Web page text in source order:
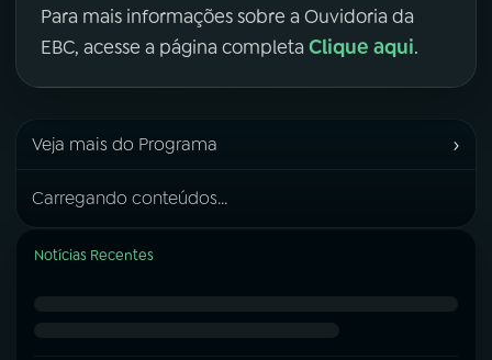
Para mais informações sobre a Ouvidoria da
EBC, acesse a página completa Clique aqui.
Veja mais do Programa ›
Carregando conteúdos...
Notícias Recentes